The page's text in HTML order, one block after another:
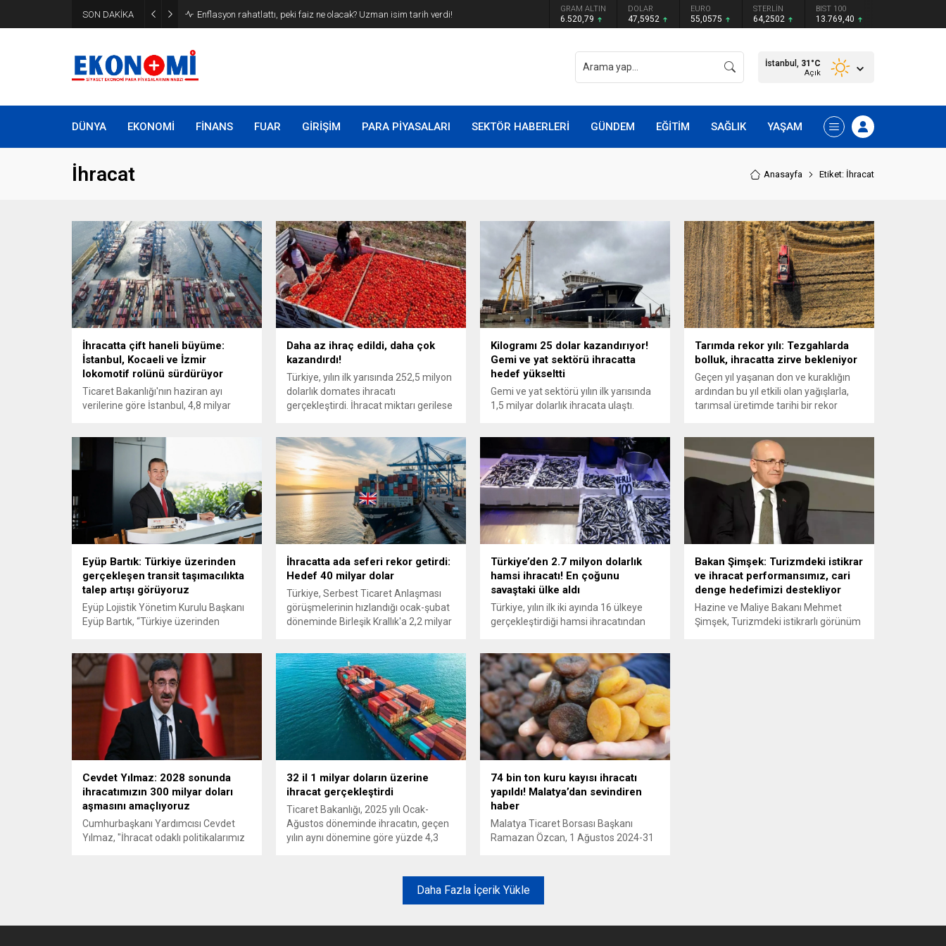
SON DAKİKA Enflasyon rahatlattı, peki faiz ne olacak? Uzman isim tarih verdi! GRAM ALTIN
6.520,79
DOLAR
47,5952
EURO
55,0575
STERLİN
64,2502
BIST 100
13.769,40
İstanbul, 31 °C
Açık
DÜNYA EKONOMİ FİNANS FUAR GİRİŞİM PARA PİYASALARI SEKTÖR HABERLERİ GÜNDEM EĞİTİM SAĞLIK YAŞAM
İhracat Anasayfa Etiket: İhracat
İhracatta çift haneli büyüme:
İstanbul, Kocaeli ve İzmir
lokomotif rolünü sürdürüyor
Ticaret Bakanlığı'nın haziran ayı
verilerine göre İstanbul, 4,8 milyar
1 milyar dolar barajını aşarken, Kocaeli
ve İzmir artışta zirveyi zorladı.
Daha az ihraç edildi, daha çok
kazandırdı!
Türkiye, yılın ilk yarısında 252,5 milyon
dolarlık domates ihracatı
gerçekleştirdi. İhracat miktarı gerilese
sınırlı kaldı. Türkiye'nin en büyük
pazarı Romanya oldu.
Kilogramı 25 dolar kazandırıyor!
Gemi ve yat sektörü ihracatta
hedef yükseltti
Gemi ve yat sektörü yılın ilk yarısında
1,5 milyar dolarlık ihracata ulaştı.
sektörlerden biri olan sektör, yıl
sonunda 3 milyar dolara yaklaşmayı
hedefliyor.
Tarımda rekor yılı: Tezgahlarda
bolluk, ihracatta zirve bekleniyor
Geçen yıl yaşanan don ve kuraklığın
ardından bu yıl etkili olan yağışlarla,
tarımsal üretimde tarihi bir rekor
döneminde tüketiciye bolluk olarak
yansıyacak.
Eyüp Bartık: Türkiye üzerinden
gerçekleşen transit taşımacılıkta
talep artışı görüyoruz
Eyüp Lojistik Yönetim Kurulu Başkanı
Eyüp Bartık, “Türkiye üzerinden
Gaziantep’teki güçlü depo altyapımız
ve Yük Taksi modelimizle Avrupa ile
Anadolu’nun farklı noktalarından
aldığımız yükleri Dubai, Suudi
Arabistan, Katar, Kuveyt, Ürdün ve
Lübnan başta olmak üzere bölge
ülkelerine hızlı ve güvenli şekilde
ulaştırıyoruz”...
İhracatta ada seferi rekor getirdi:
Hedef 40 milyar dolar
Türkiye, Serbest Ticaret Anlaşması
görüşmelerinin hızlandığı ocak-şubat
döneminde Birleşik Krallık'a 2,2 milyar
sektörlerinin sürüklediği bu başarı
dikkat çekti.
Türkiye’den 2.7 milyon dolarlık
hamsi ihracatı! En çoğunu
savaştaki ülke aldı
Türkiye, yılın ilk iki ayında 16 ülkeye
gerçekleştirdiği hamsi ihracatından
aşan taleple en çok ihracat yapılan
ülke olarak dikkatleri üzerine çekti.
Bakan Şimşek: Turizmdeki istikrar
ve ihracat performansımız, cari
denge hedefimizi destekliyor
Hazine ve Maliye Bakanı Mehmet
Şimşek, Turizmdeki istikrarlı görünüm
Cevdet Yılmaz: 2028 sonunda
ihracatımızın 300 milyar doları
aşmasını amaçlıyoruz
Cumhurbaşkanı Yardımcısı Cevdet
Yılmaz, "İhracat odaklı politikalarımız
32 il 1 milyar doların üzerine
ihracat gerçekleştirdi
Ticaret Bakanlığı, 2025 yılı Ocak-
Ağustos döneminde ihracatın, geçen
yılın aynı dönemine göre yüzde 4,3
74 bin ton kuru kayısı ihracatı
yapıldı! Malatya’dan sevindiren
haber
Malatya Ticaret Borsası Başkanı
Ramazan Özcan, 1 Ağustos 2024-31
ihracatı yapıldığını belirtti. Özcan, bu
ihracattan 377 milyon 371 bin dolar
gelir elde edildiğini duyurdu.
Daha Fazla İçerik Yükle